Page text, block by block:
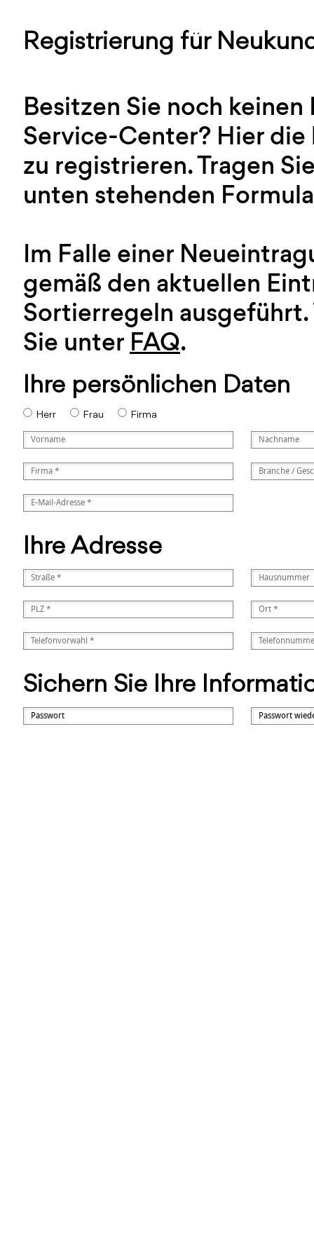
Registrierung für
Besitzen Sie noch
Service-Center? Hier
zu registrieren. Tragen
unten stehenden
Im Falle einer
gemäß den aktuellen
Sortierregeln
Sie unter FAQ.
Ihre persönlichen Daten
Herr Frau Firma
Ihre Adresse
Sichern Sie Ihre